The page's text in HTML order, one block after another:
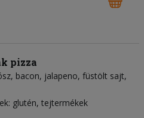
pizza
bacon jalapeno füstölt sajt
glutén, tejtermékek